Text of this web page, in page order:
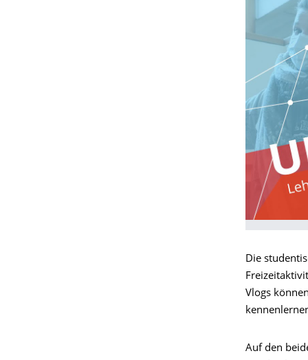
Die
Vlogs
Auf den